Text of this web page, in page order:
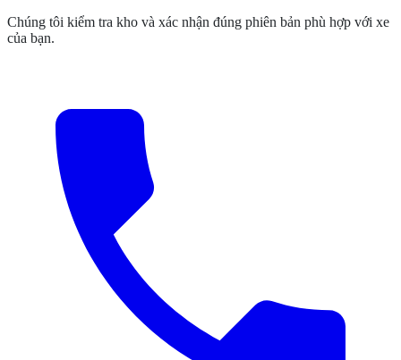
Chúng tôi kiểm tra kho và xác nhận đúng phiên bản phù hợp với xe
của bạn.